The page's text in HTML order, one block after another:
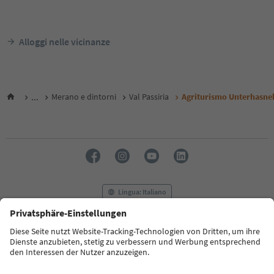
Alloggi nelle vicinanze
... Merano e dintorni Val Passiria Agriturismo
Lingua: Italiano
FAQ Contatti Press MICE
Privacy Policy
Termini e condizioni
Crediti
Cookie Policy